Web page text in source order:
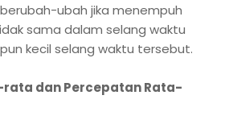
ubah jika menempuh
sama dalam selang waktu
kecil selang waktu tersebut.
rata dan Percepatan Rata-